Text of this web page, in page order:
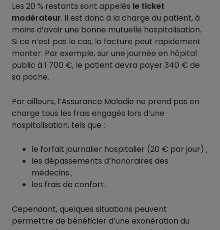
Les 20 % restants sont appelés le ticket
modérateur. Il est donc à la charge du patient, à
moins d’avoir une bonne mutuelle hospitalisation.
Si ce n’est pas le cas, la facture peut rapidement
monter. Par exemple, sur une journée en hôpital
public à 1 700 €, le patient devra payer 340 € de
sa poche.
Par ailleurs, l’Assurance Maladie ne prend pas en
charge tous les frais engagés lors d’une
hospitalisation, tels que :
le forfait journalier hospitalier (20 € par jour) ;
les dépassements d’honoraires des
médecins ;
les frais de confort.
Cependant, quelques situations peuvent
permettre de bénéficier d’une exonération du